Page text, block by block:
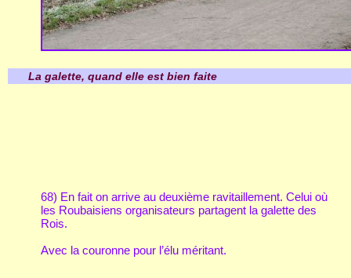
La galette, quand elle est bien faite
68) En fait on arrive au deuxième ravitaillement. Celui où
les Roubaisiens organisateurs partagent la galette des
Rois.
Avec la couronne pour l’élu méritant.